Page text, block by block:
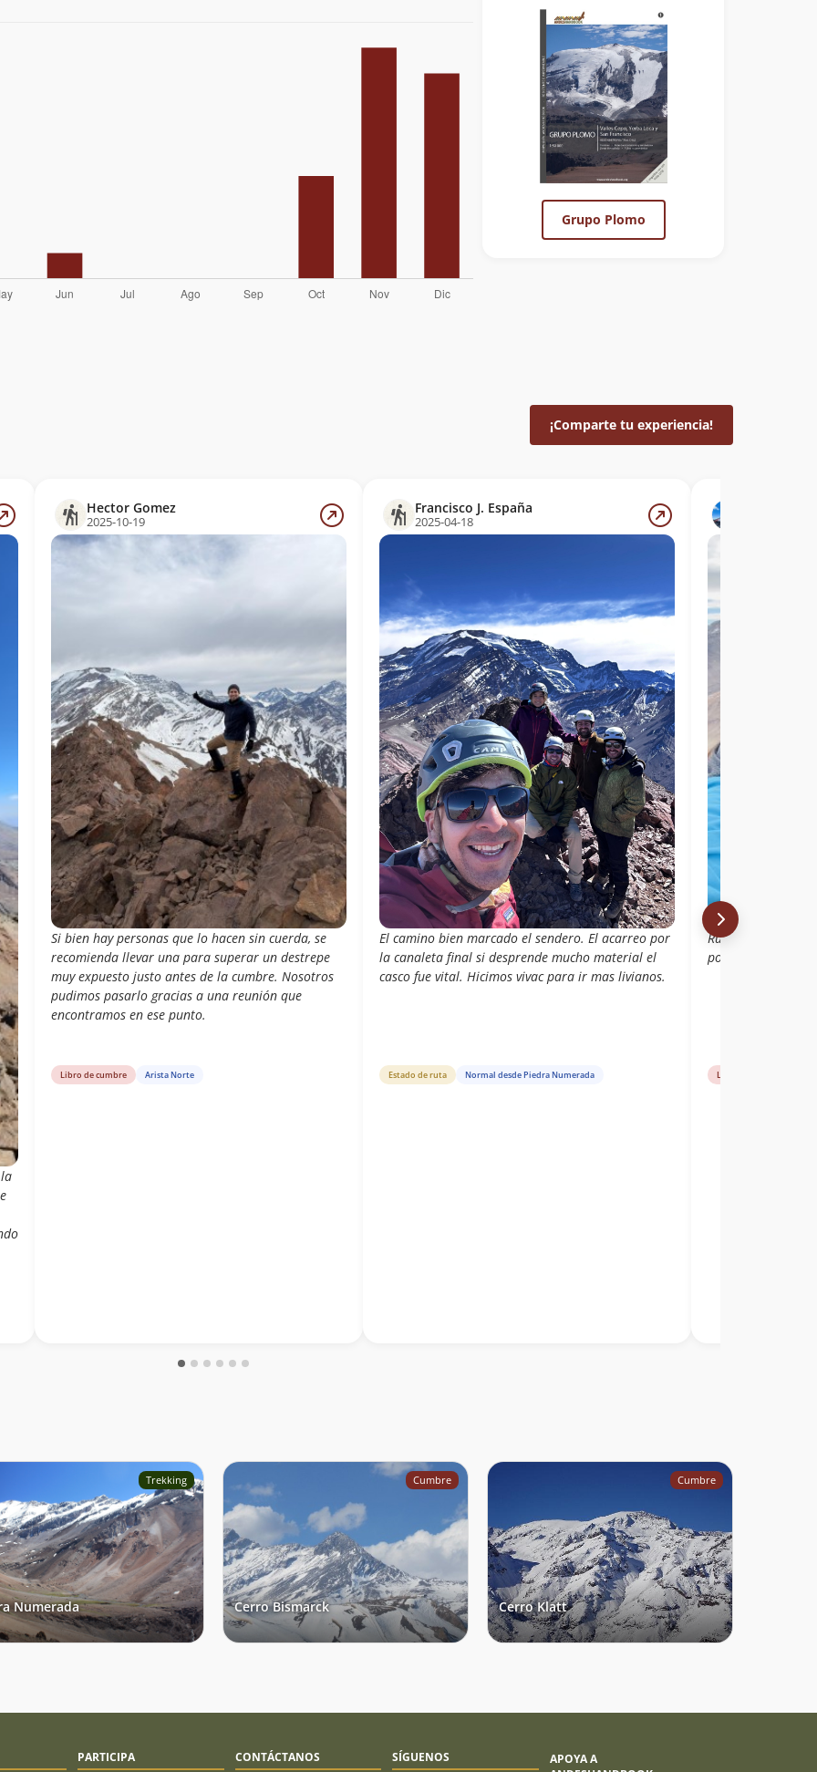
Grupo Plomo
¡Comparte tu experiencia!
Hector Gomez
2025-10-19
Si bien hay personas que lo hacen sin cuerda, se
recomienda llevar una para superar un destrepe
muy expuesto justo antes de la cumbre. Nosotros
pudimos pasarlo gracias a una reunión que
encontramos en ese punto.
Libro de cumbre Arista Norte
Francisco J. España
2025-04-18
El camino bien marcado el sendero. El acarreo por
la canaleta final si desprende mucho material el
casco fue vital. Hicimos vivac para ir mas livianos.
Estado de ruta Normal desde Piedra Numerada
Ruta con un
por roca de muy
Libro de cumbre
Trekking
Numerada
Cumbre
Cerro Bismarck
Cumbre
Cerro Klatt
PARTICIPA CONTÁCTANOS SÍGUENOS
APOYA A